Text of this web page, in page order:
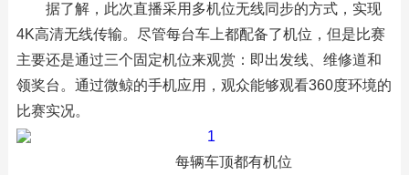
据了解，此次直播采用多机位无线同步的方式，实现
4K高清无线传输。尽管每台车上都配备了机位，但是比赛
主要还是通过三个固定机位来观赏：即出发线、维修道和
领奖台。通过微鲸的手机应用，观众能够观看360度环境的
比赛实况。
每辆车顶都有机位